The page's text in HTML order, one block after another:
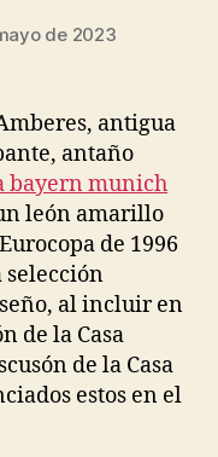
de 2023
antigua
antaño
bayern munich
león amarillo
de 1996
selección
al incluir en
de la Casa
de la Casa
estos en el